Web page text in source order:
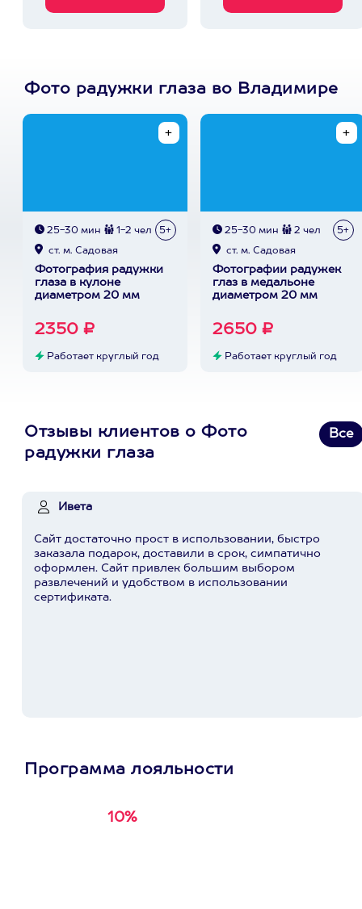
Фото радужки глаза во Владимире
25-30 мин 1-2 чел 5+
ст. м. Садовая
Фотография радужки
глаза в кулоне
диаметром 20 мм
2350 ₽
Работает круглый год
25-30 мин 2 чел 5+
ст. м. Садовая
Фотографии радужек
глаз в медальоне
диаметром 20 мм
2650 ₽
Работает круглый год
Отзывы клиентов о Фото
радужки глаза
Все
Ивета
Сайт достаточно прост в использовании, быстро
заказала подарок, доставили в срок, симпатично
оформлен. Сайт привлек большим выбором
развлечений и удобством в использовании
сертификата.
Программа лояльности
10%